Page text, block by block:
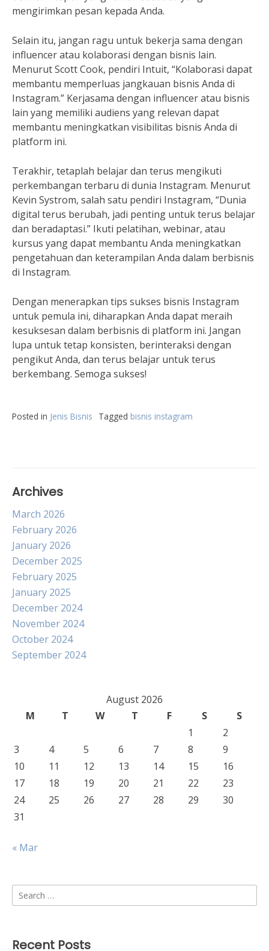
mengirimkan pesan kepada Anda.
Selain itu, jangan ragu untuk bekerja sama dengan
influencer atau kolaborasi dengan bisnis lain.
Menurut Scott Cook, pendiri Intuit, “Kolaborasi dapat
membantu memperluas jangkauan bisnis Anda di
Instagram.” Kerjasama dengan influencer atau bisnis
lain yang memiliki audiens yang relevan dapat
membantu meningkatkan visibilitas bisnis Anda di
platform ini.
Terakhir, tetaplah belajar dan terus mengikuti
perkembangan terbaru di dunia Instagram. Menurut
Kevin Systrom, salah satu pendiri Instagram, “Dunia
digital terus berubah, jadi penting untuk terus belajar
dan beradaptasi.” Ikuti pelatihan, webinar, atau
kursus yang dapat membantu Anda meningkatkan
pengetahuan dan keterampilan Anda dalam berbisnis
di Instagram.
Dengan menerapkan tips sukses bisnis Instagram
untuk pemula ini, diharapkan Anda dapat meraih
kesuksesan dalam berbisnis di platform ini. Jangan
lupa untuk tetap konsisten, berinteraksi dengan
pengikut Anda, dan terus belajar untuk terus
berkembang. Semoga sukses!
Posted in Jenis Bisnis Tagged bisnis instagram
Archives
March 2026
February 2026
January 2026
December 2025
February 2025
January 2025
December 2024
November 2024
October 2024
September 2024
August 2026
M
T W T F S
S
1
2
3
4 5 6 7 8
9
10
11 12 13 14 15
16
17
18 19 20 21 22
23
24
25 26 27 28 29
30
31
« Mar
Search
for:
Recent Posts